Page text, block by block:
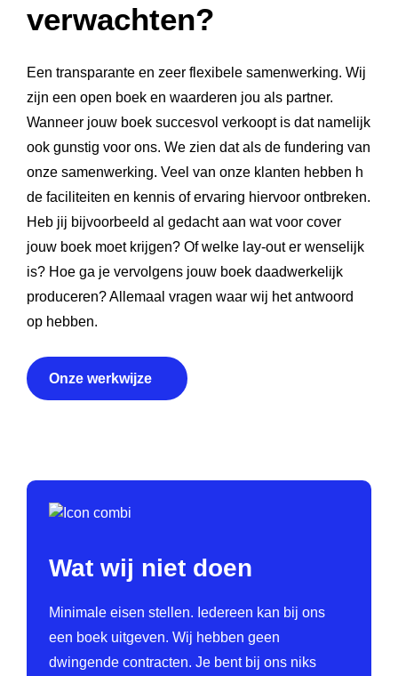
verwachten?
Een transparante en zeer flexibele samenwerking. Wij
zijn een open boek en waarderen jou als partner.
Wanneer jouw boek succesvol verkoopt is dat namelijk
ook gunstig voor ons. We zien dat als de fundering van
onze samenwerking. Veel van onze klanten hebben h
de faciliteiten en kennis of ervaring hiervoor ontbreken.
Heb jij bijvoorbeeld al gedacht aan wat voor cover
jouw boek moet krijgen? Of welke lay-out er wenselijk
is? Hoe ga je vervolgens jouw boek daadwerkelijk
produceren? Allemaal vragen waar wij het antwoord
op hebben.
Onze werkwijze
Wat wij niet doen
Minimale eisen stellen. Iedereen kan bij ons
een boek uitgeven. Wij hebben geen
dwingende contracten. Je bent bij ons niks